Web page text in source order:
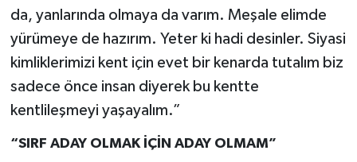
da, yanlarında olmaya da varım. Meşale elimde
yürümeye de hazırım. Yeter ki hadi desinler. Siyasi
kimliklerimizi kent için evet bir kenarda tutalım biz
sadece önce insan diyerek bu kentte
kentlileşmeyi yaşayalım.”
“SIRF ADAY OLMAK İÇİN ADAY OLMAM”